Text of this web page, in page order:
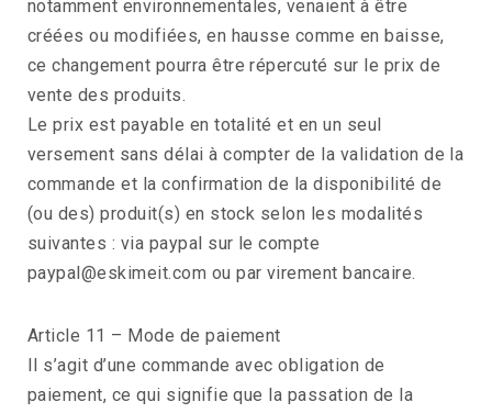
notamment environnementales, venaient à être
créées ou modifiées, en hausse comme en baisse,
ce changement pourra être répercuté sur le prix de
vente des produits.
Le prix est payable en totalité et en un seul
versement sans délai à compter de la validation de la
commande et la confirmation de la disponibilité de
(ou des) produit(s) en stock selon les modalités
suivantes : via paypal sur le compte
paypal@eskimeit.com ou par virement bancaire.
Article 11 – Mode de paiement
Il s’agit d’une commande avec obligation de
paiement, ce qui signifie que la passation de la